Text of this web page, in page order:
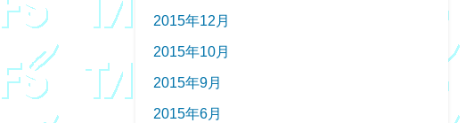
2015年12月
2015年10月
2015年9月
2015年6月